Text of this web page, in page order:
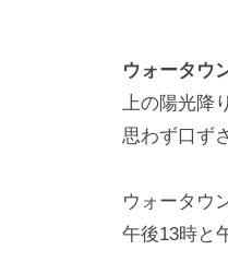
ウォータウ
上の陽光降
思わず口ず
ウォータウ
午後13時と